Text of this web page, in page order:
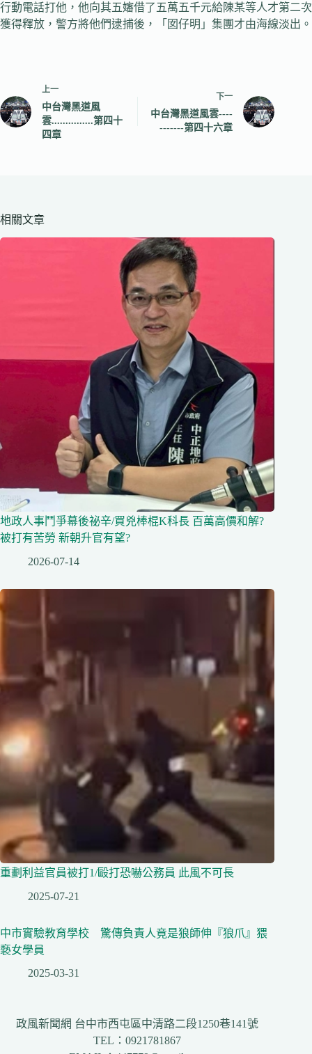
行動電話打他，他向其五嬸借了五萬五千元給陳某等人才第二次
獲得釋放，警方將他們逮捕後，「囡仔明」集團才由海線淡出。
上一
中台灣黑道風
雲...............第四十
四章
下一
中台灣黑道風雲----
-------第四十六章
相關文章
地政人事鬥爭幕後祕辛/買兇棒棍K科長 百萬高價和解?
被打有苦勞 新朝升官有望?
2026-07-14
重劃利益官員被打1/毆打恐嚇公務員 此風不可長
2025-07-21
中市實驗教育學校 驚傳負責人竟是狼師伸『狼爪』猥
褻女學員
2025-03-31
政風新聞網 台中市西屯區中清路二段1250巷141號
TEL：0921781867